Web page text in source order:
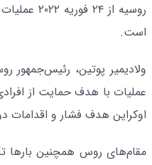
روسیه از
است.
ولادیمیر پوتین، رئیس‌جمهور
عملیات با هدف حمایت از
اوکراین هدف فشار و اقدامات
مقام‌های روس همچنین بارها